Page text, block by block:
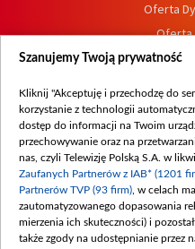
Oferta
Oferta
Procedura
Szanujemy Twoją prywatność
Kliknij "Akceptuję i przechodzę do
korzystanie z technologii
dostęp do informacji na Twoim
przechowywanie oraz na
nas, czyli Telewizję Polską S.A. w
Zaufanych Partnerów z IAB* (1201
Partnerów TVP (93 firm) , w celach
zautomatyzowanego dopasowania
mierzenia ich skuteczności) i
także zgody na udostępnianie przez